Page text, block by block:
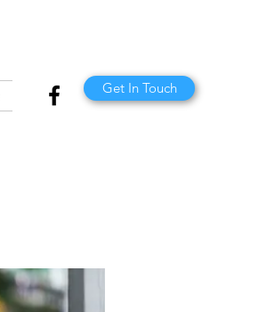
Get In Touch